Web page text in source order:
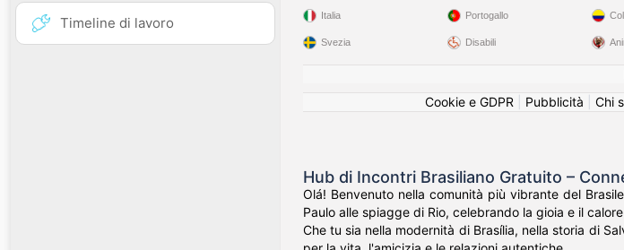
Timeline di lavoro Italia
Svezia
Portogallo
Disabili
Cookie e GDPR
Pubblicità Chi
Hub di Incontri Brasiliano Gratuito –
Olá! Benvenuto nella comunità più vibrante del
Paulo alle spiagge di Rio, celebrando la gioia e il
Che tu sia nella modernità di Brasília, nella storia di